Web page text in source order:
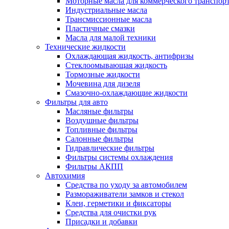
Индустриальные масла
Трансмиссионные масла
Пластичные смазки
Масла для малой техники
Технические жидкости
Охлаждающая жидкость, антифризы
Стеклоомывающая жидкость
Тормозные жидкости
Мочевина для дизеля
Смазочно-охлаждающие жидкости
Фильтры для авто
Масляные фильтры
Воздушные фильтры
Топливные фильтры
Салонные фильтры
Гидравлические фильтры
Фильтры системы охлаждения
Фильтры АКПП
Автохимия
Средства по уходу за автомобилем
Размораживатели замков и стекол
Клеи, герметики и фиксаторы
Средства для очистки рук
Присадки и добавки